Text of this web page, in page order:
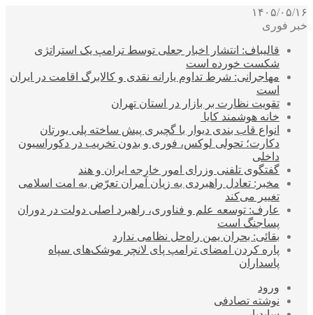
۱۴۰۵/۰۵/۱۶
خبر فوری
قالیباف: انتشار اخبار جعلی توسط ترامپ یک استراتژی
شکست خورده است
مهاجرانی: شرط تداوم یارانه نقدی و کالابرگ اقامت در ایران
است
تقویت نظارت بر بازار در استان تهران
خانه هوشمند کایا
انواع قاب بندی دیوار با گچبری پیش ساخته پلی یورتان
دکارت؛ تحولی لوکس، فوری و بدون تخریب در دکوراسیون
داخلی
گفتگوی تلفنی وزرای امور خارجه ایران و هند
مخبر: تعادل راهبردی به زیان آمران تعرّض به امت اسلامی
تغییر می‌کند
عارف: توسعه علم و فناوری، راهبرد اصلی دولت در دوران
پساجنگ است
بقائی: بحران یمن راه‌حل نظامی ندارد
پاره کردن امضای ترامپ پای لانچر موشک‌های سپاه
پاسداران
ورود
نوشته تصادفی